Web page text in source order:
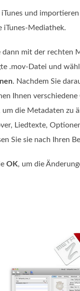
und
iTunes-Mediathek.
dann mit der rechten
.mov-Datei und
. Nachdem Sie
Ihnen
um die Metadaten zu
Liedtexte,
Sie sie nach Ihren
OK, um die